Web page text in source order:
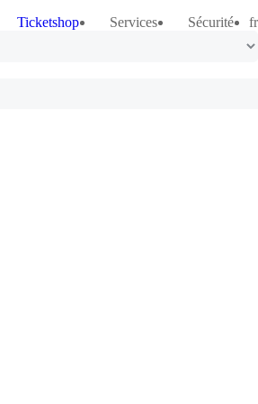
fr
Sécurité
Services
Ticketshop